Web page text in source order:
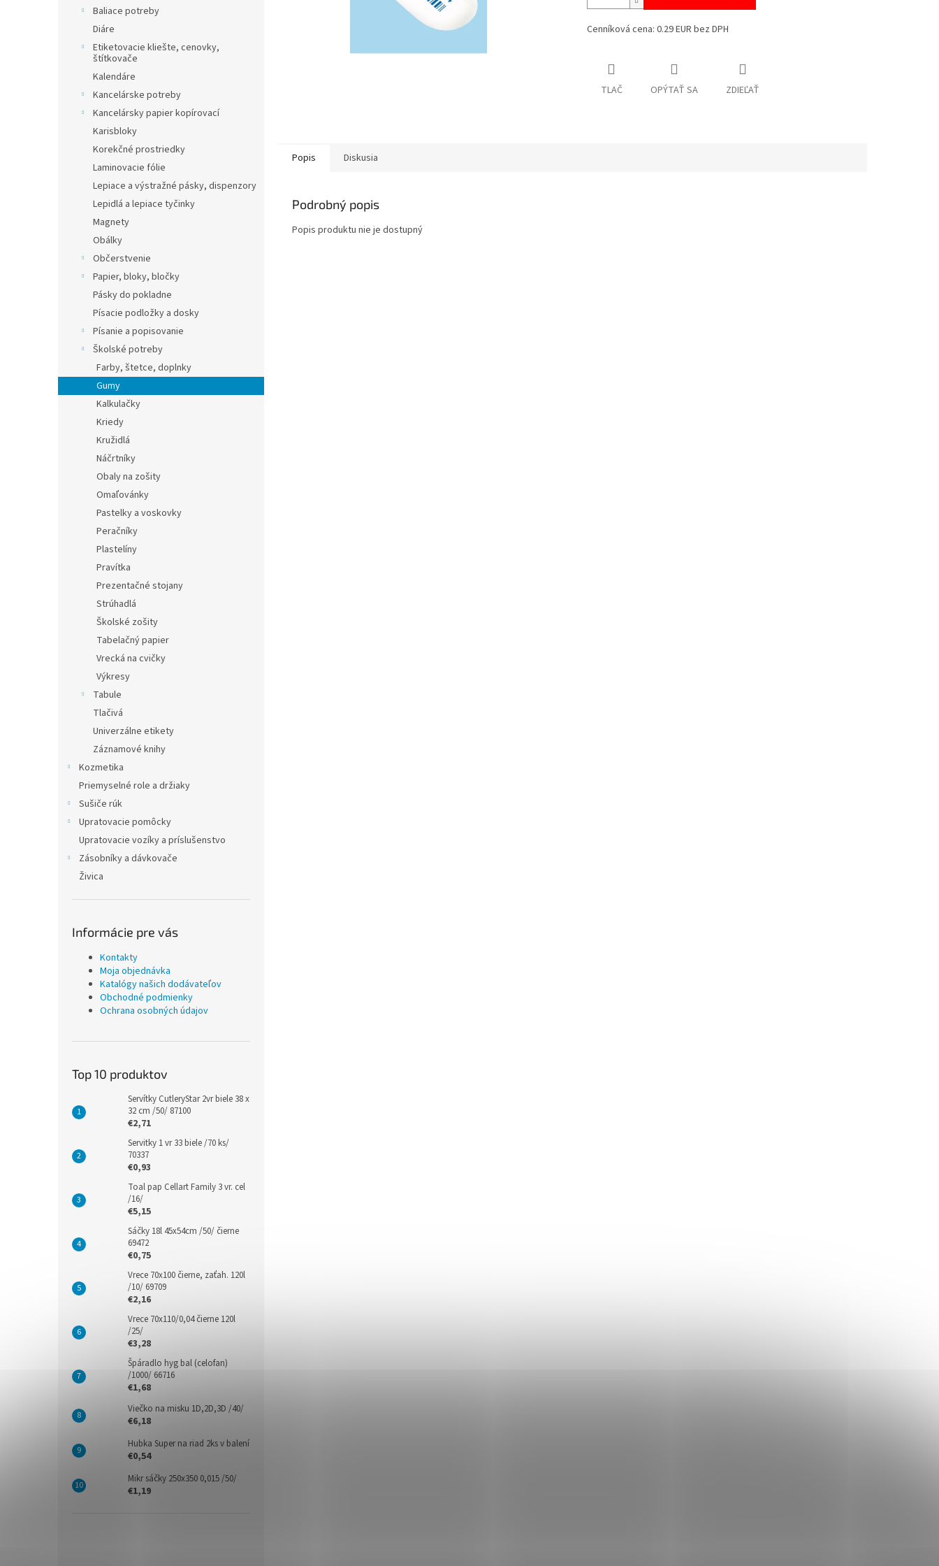
Baliace potreby
Diáre
Etiketovacie kliešte, cenovky,
štítkovače
Kalendáre
Kancelárske potreby
Kancelársky papier kopírovací
Karisbloky
Korekčné prostriedky
Laminovacie fólie
Lepiace a výstražné pásky, dispenzory
Lepidlá a lepiace tyčinky
Magnety
Obálky
Občerstvenie
Papier, bloky, bločky
Pásky do pokladne
Písacie podložky a dosky
Písanie a popisovanie
Školské potreby
Farby, štetce, doplnky
Gumy
Kalkulačky
Kriedy
Kružidlá
Náčrtníky
Obaly na zošity
Omaľovánky
Pastelky a voskovky
Peračníky
Plastelíny
Pravítka
Prezentačné stojany
Strúhadlá
Školské zošity
Tabelačný papier
Vrecká na cvičky
Výkresy
Tabule
Tlačivá
Univerzálne etikety
Záznamové knihy
Kozmetika
Priemyselné role a držiaky
Sušiče rúk
Upratovacie pomôcky
Upratovacie vozíky a príslušenstvo
Zásobníky a dávkovače
Živica
Informácie pre vás
Kontakty
Moja objednávka
Katalógy našich dodávateľov
Obchodné podmienky
Ochrana osobných údajov
Top 10 produktov
Servítky CutleryStar 2vr biele 38 x
32 cm /50/ 87100
€2,71
Servitky 1 vr 33 biele /70 ks/
70337
€0,93
Toal pap Cellart Family 3 vr. cel
/16/
€5,15
Sáčky 18l 45x54cm /50/ čierne
69472
€0,75
Vrece 70x100 čierne, zaťah. 120l
/10/ 69709
€2,16
Vrece 70x110/0,04 čierne 120l
/25/
€3,28
Špáradlo hyg bal (celofan)
/1000/ 66716
€1,68
Viečko na misku 1D,2D,3D /40/
€6,18
Hubka Super na riad 2ks v balení
€0,54
Mikr sáčky 250x350 0,015 /50/
€1,19
Cenníková cena: 0.29 EUR bez DPH
TLAČ OPÝTAŤ SA ZDIEĽAŤ
Popis Diskusia
Podrobný popis
Popis produktu nie je dostupný